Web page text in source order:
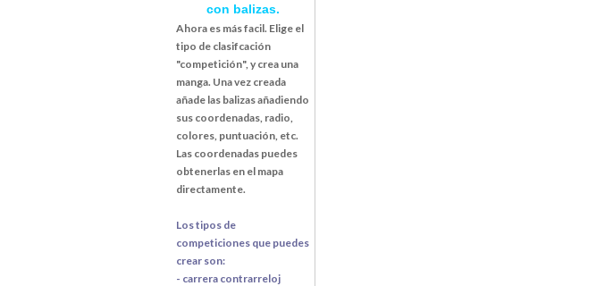
con balizas.
Ahora es más facil. Elige el
tipo de clasifcación
"competición", y crea una
manga. Una vez creada
añade las balizas añadiendo
sus coordenadas, radio,
colores, puntuación, etc.
Las coordenadas puedes
obtenerlas en el mapa
directamente.
Los tipos de
competiciones que puedes
crear son:
- carrera contrarreloj